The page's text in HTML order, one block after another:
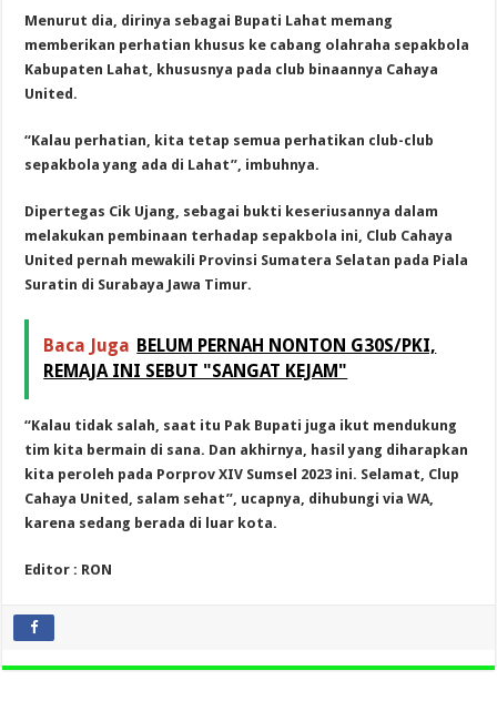
Menurut dia, dirinya sebagai Bupati Lahat memang
memberikan perhatian khusus ke cabang olahraha sepakbola
Kabupaten Lahat, khususnya pada club binaannya Cahaya
United.
“Kalau perhatian, kita tetap semua perhatikan club-club
sepakbola yang ada di Lahat”, imbuhnya.
Dipertegas Cik Ujang, sebagai bukti keseriusannya dalam
melakukan pembinaan terhadap sepakbola ini, Club Cahaya
United pernah mewakili Provinsi Sumatera Selatan pada Piala
Suratin di Surabaya Jawa Timur.
Baca Juga BELUM PERNAH NONTON G30S/PKI,
REMAJA INI SEBUT "SANGAT KEJAM"
“Kalau tidak salah, saat itu Pak Bupati juga ikut mendukung
tim kita bermain di sana. Dan akhirnya, hasil yang diharapkan
kita peroleh pada Porprov XIV Sumsel 2023 ini. Selamat, Clup
Cahaya United, salam sehat”, ucapnya, dihubungi via WA,
karena sedang berada di luar kota.
Editor : RON